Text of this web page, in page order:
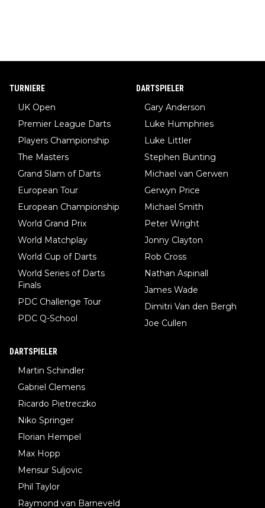
TURNIERE
UK Open
Premier League Darts
Players Championship
The Masters
Grand Slam of Darts
European Tour
European Championship
World Grand Prix
World Matchplay
World Cup of Darts
World Series of Darts
Finals
PDC Challenge Tour
PDC Q-School
DARTSPIELER
Gary Anderson
Luke Humphries
Luke Littler
Stephen Bunting
Michael van Gerwen
Gerwyn Price
Michael Smith
Peter Wright
Jonny Clayton
Rob Cross
Nathan Aspinall
James Wade
Dimitri Van den Bergh
Joe Cullen
DARTSPIELER
Martin Schindler
Gabriel Clemens
Ricardo Pietreczko
Niko Springer
Florian Hempel
Max Hopp
Mensur Suljovic
Phil Taylor
Raymond van Barneveld